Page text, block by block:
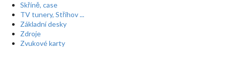
Skříně, case
TV tunery, Střihov ...
Základní desky
Zdroje
Zvukové karty